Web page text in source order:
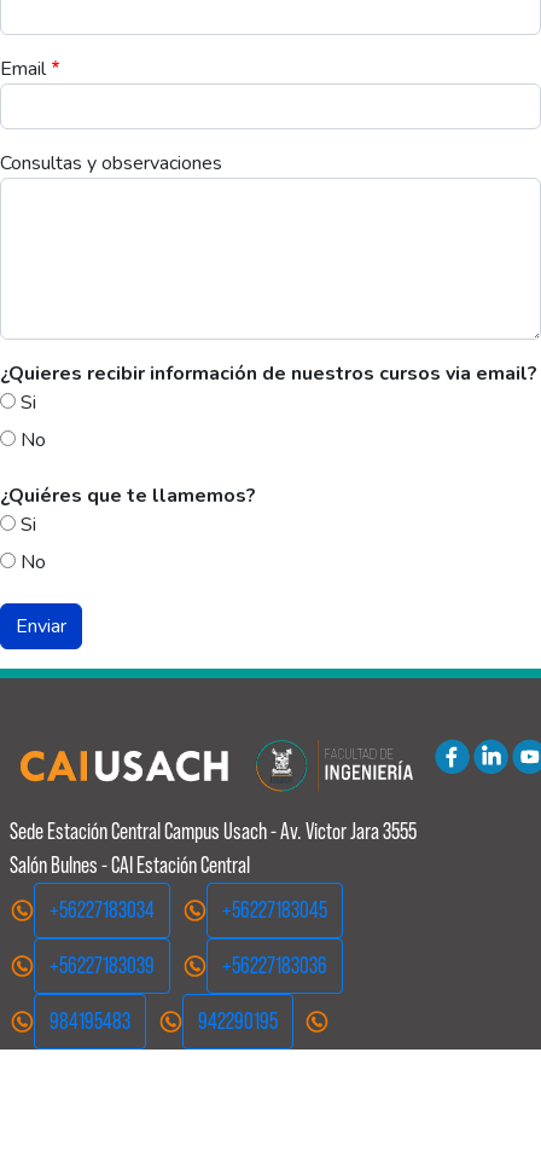
Email
Consultas y observaciones
¿Quieres recibir información de nuestros cursos via email?
Si
No
¿Quiéres que te llamemos?
Si
No
Sede Estación Central Campus Usach - Av. Victor Jara 3555
Salón Bulnes - CAI Estación Central
+56227183034
+56227183045
+56227183039 +56227183036
984195483 942290195